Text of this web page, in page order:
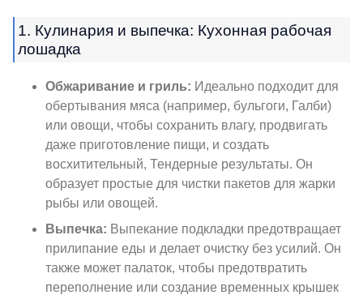
1. Кулинария и выпечка: Кухонная рабочая
лошадка
Обжаривание и гриль: Идеально подходит для
обертывания мяса (например, бульгоги, Галби)
или овощи, чтобы сохранить влагу, продвигать
даже приготовление пищи, и создать
восхитительный, Тендерные результаты. Он
образует простые для чистки пакетов для жарки
рыбы или овощей.
Выпечка: Выпекание подкладки предотвращает
прилипание еды и делает очистку без усилий. Он
также может палаток, чтобы предотвратить
переполнение или создание временных крышек